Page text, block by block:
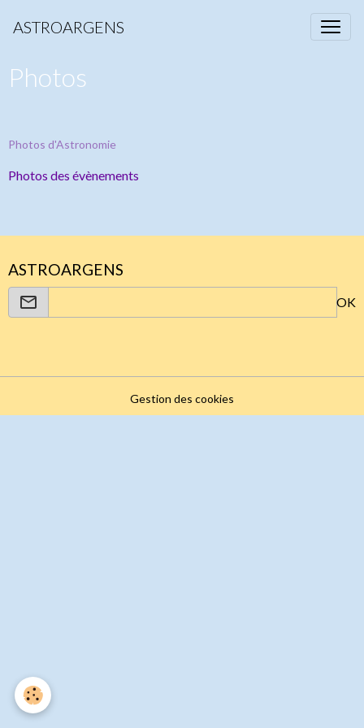
ASTROARGENS
Photos
Photos d'Astronomie
Photos des évènements
ASTROARGENS
OK
Gestion des cookies